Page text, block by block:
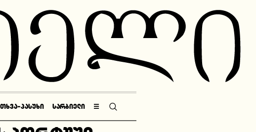
ᲞᲐᲡᲣᲮᲘ ᲡᲐᲠᲑᲘᲔᲚᲘ ☰